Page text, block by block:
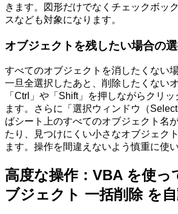
きます。図形だけでなくチェックボッ
スなども対象になります。
オブジェクトを残したい場合の
すべてのオブジェクトを消したくない
一旦全選択したあと、削除したくない
「Ctrl」や「Shift」を押しながらクリ
ます。さらに「選択ウィンドウ（
ばシート上のすべてのオブジェクト名
たり、見つけにくい小さなオブジェク
ます。操作を間違えないよう慎重に使
高度な操作：VBA を使っ
ブジェクト 一括削除 を